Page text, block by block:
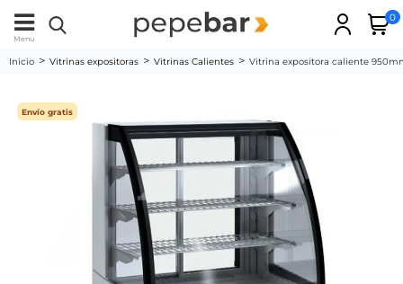
Menu
0
Inicio Vitrinas expositoras Vitrinas Calientes Vitrina expositora caliente
Envío gratis